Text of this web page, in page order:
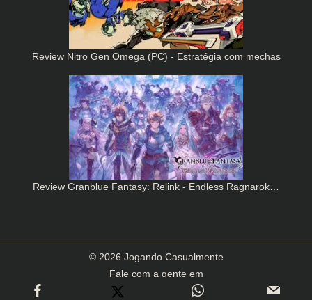
Review Nitro Gen Omega (PC) - Estratégia com mechas
Review Granblue Fantasy: Relink - Endless Ragnarok…
© 2026 Jogando Casualmente
Fale com a gente em
contato(arroba)jogandocasualmente.com.br